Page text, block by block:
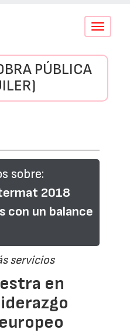
Conmutar
PÚBLICA
sobre:
2018
con un balance
servicios
en